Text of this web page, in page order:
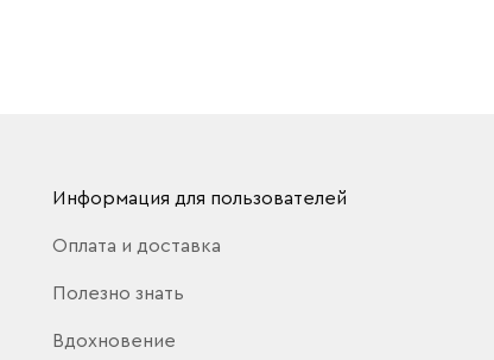
Информация для пользователей
Оплата и доставка
Полезно знать
Вдохновение